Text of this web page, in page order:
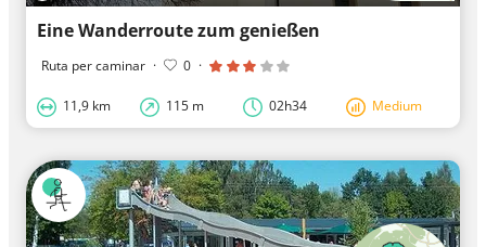
Eine Wanderroute zum genießen
Ruta per caminar · 0 ·
11,9 km 115 m 02h34 Medium